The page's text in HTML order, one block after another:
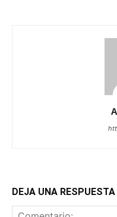
DEJA UNA RESPUESTA